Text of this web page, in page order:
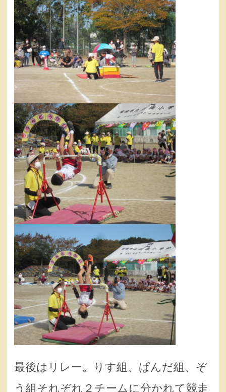
最後はリレー。りす組、ぱんだ組、ぞ
う組それぞれ２チームに分かれて競走